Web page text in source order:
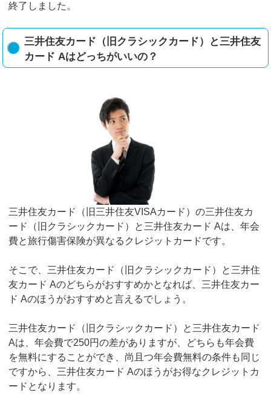
終了しました。
三井住友カード（旧クラシックカード）と三井住友
カード Aはどっちがいいの？
三井住友カード（旧三井住友VISAカード）の三井住友カ
ード（旧クラシックカード）と三井住友カード Aは、年会
費と旅行傷害保険が異なるクレジットカードです。
そこで、三井住友カード（旧クラシックカード）と三井住
友カード Aのどちらがおすすめかとなれば、三井住友カー
ド Aのほうがおすすめと言えるでしょう。
三井住友カード（旧クラシックカード）と三井住友カード
Aは、年会費で250円の差がありますが、どちらも年会費
を無料にすることができ、尚且つ年会費無料の条件も同じ
ですから、三井住友カード Aのほうがお得なクレジットカ
ードとなります。